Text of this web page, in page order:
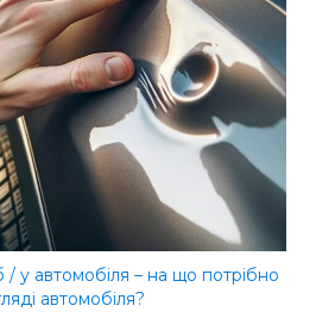
у автомобіля – на що потрібно
автомобіля?